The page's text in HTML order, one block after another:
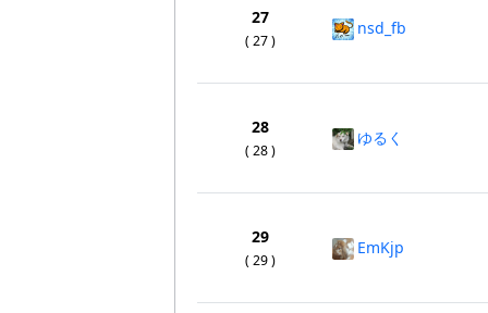
27
( 27 )
nsd_fb
28
( 28 )
ゆるく
29
( 29 )
EmKjp